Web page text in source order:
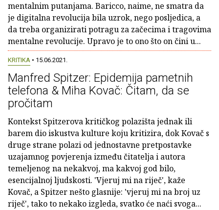
mentalnim putanjama. Baricco, naime, ne smatra da
je digitalna revolucija bila uzrok, nego posljedica, a
da treba organizirati potragu za začecima i tragovima
mentalne revolucije. Upravo je to ono što on čini u...
KRITIKA • 15.06.2021.
Manfred Spitzer: Epidemija pametnih
telefona & Miha Kovač: Čitam, da se
pročitam
Kontekst Spitzerova kritičkog polazišta jednak ili
barem dio iskustva kulture koju kritizira, dok Kovač s
druge strane polazi od jednostavne pretpostavke
uzajamnog povjerenja između čitatelja i autora
temeljenog na nekakvoj, ma kakvoj god bilo,
esencijalnoj ljudskosti. 'Vjeruj mi na riječ', kaže
Kovač, a Spitzer nešto glasnije: 'vjeruj mi na broj uz
riječ', tako to nekako izgleda, svatko će naći svoga...